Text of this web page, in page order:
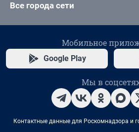
Все города сети
Мобильное
Google Play
Мы в
Контактные данные для Роскомнадзора и